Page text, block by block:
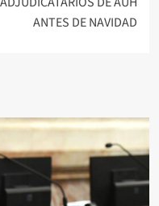
ANTES DE NAVIDAD